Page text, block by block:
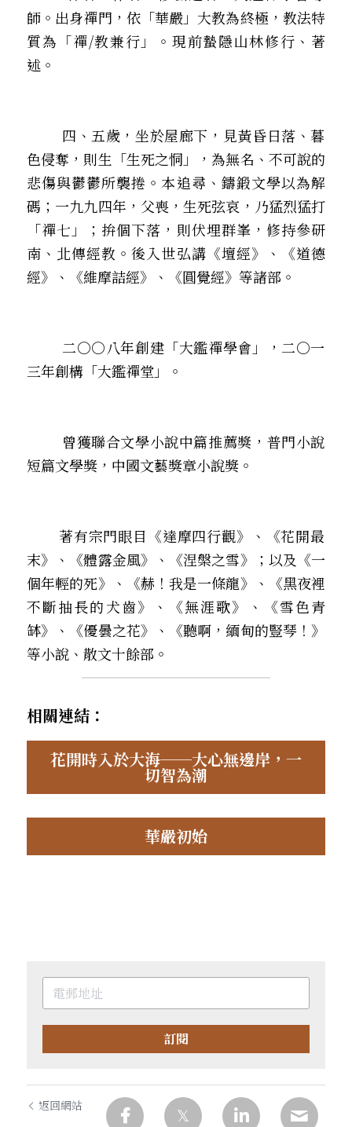
師。出身禪門，依「華嚴」大教為終極，教法特
質為「禪/教兼行」。現前蟄隱山林修行、著
述。
色侵奪，則生「生死之恫」，為無名、不可說的
悲傷與鬱鬱所襲捲。本追尋、鑄鍛文學以為解
碼；一九九四年，父喪，生死弦哀，乃猛烈猛打
「禪七」；拚個下落，則伏埋群峯，修持參研
南、北傳經教。後入世弘講《壇經》、《道德
經》、《維摩詰經》、《圓覺經》等諸部。
三年創構「大鑑禪堂」。
短篇文學獎，中國文藝獎章小說獎。
末》、《體露金風》、《涅槃之雪》；以及《一
個年輕的死》、《赫！我是一條龍》、《黑夜裡
不斷抽長的犬齒》、《無涯歌》、《雪色青
缽》、《優曇之花》、《聽啊，緬甸的豎琴！》
等小說、散文十餘部。
相關連結：
花開時入於大海──大心無邊岸，一
切智為潮
華嚴初始
訂閱
返回網站